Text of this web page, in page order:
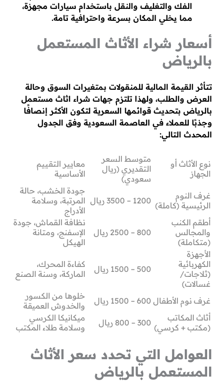
الفك والتغليف والنقل باستخدام سيارات مجهزة،
مما يخلي المكان بسرعة واحترافية تامة.
أسعار شراء الأثاث المستعمل
بالرياض
تتأثر القيمة المالية للمنقولات بمتغيرات السوق وحالة
العرض والطلب، ولهذا تلتزم جهات شراء اثاث مستعمل
بالرياض بتحديث قوائمها السعرية لتكون الأكثر إنصافًا
وجذبًا للعملاء في العاصمة السعودية وفق الجدول
المحدث التالي:
نوع الأثاث أو
الجهاز
متوسط السعر
التقديري (ريال
سعودي)
معايير التقييم
الأساسية
غرف النوم
الرئيسية (كاملة) 1200 – 3500 ريال
جودة الخشب، حالة
المرتبة، وسلامة
الأدراج
أطقم الكنب
والمجالس
(متكاملة)
800 – 2500 ريال
نظافة القماش، جودة
الإسفنج، ومتانة
الهيكل
الأجهزة
الكهربائية
(ثلاجات/
غسالات)
500 – 1500 ريال
كفاءة المحرك،
الماركة، وسنة الصنع
غرف نوم الأطفال 600 – 1500 ريال
خلوها من الكسور
والخدوش العميقة
أثاث المكاتب
(مكتب + كرسي) 300 – 800 ريال
ميكانيكا الكرسي
وسلامة طلاء المكتب
العوامل التي تحدد سعر الأثاث
المستعمل بالرياض